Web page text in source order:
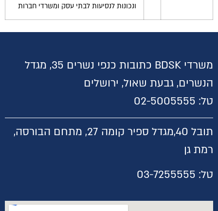
ונכונות לנסיעות לבתי עסק ומשרדי חברות
משרדי BDSK כתובות כנפי נשרים 35, מגדל
הנשרים, גבעת שאול, ירושלים
טל: 02-5005555
תובל 40,
מגדל ספיר קומה 27, מתחם הבורסה,
רמת גן
טל: 03-7255555